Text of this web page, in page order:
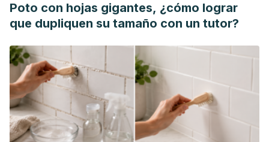
Poto con hojas gigantes, ¿cómo lograr
que dupliquen su tamaño con un tutor?